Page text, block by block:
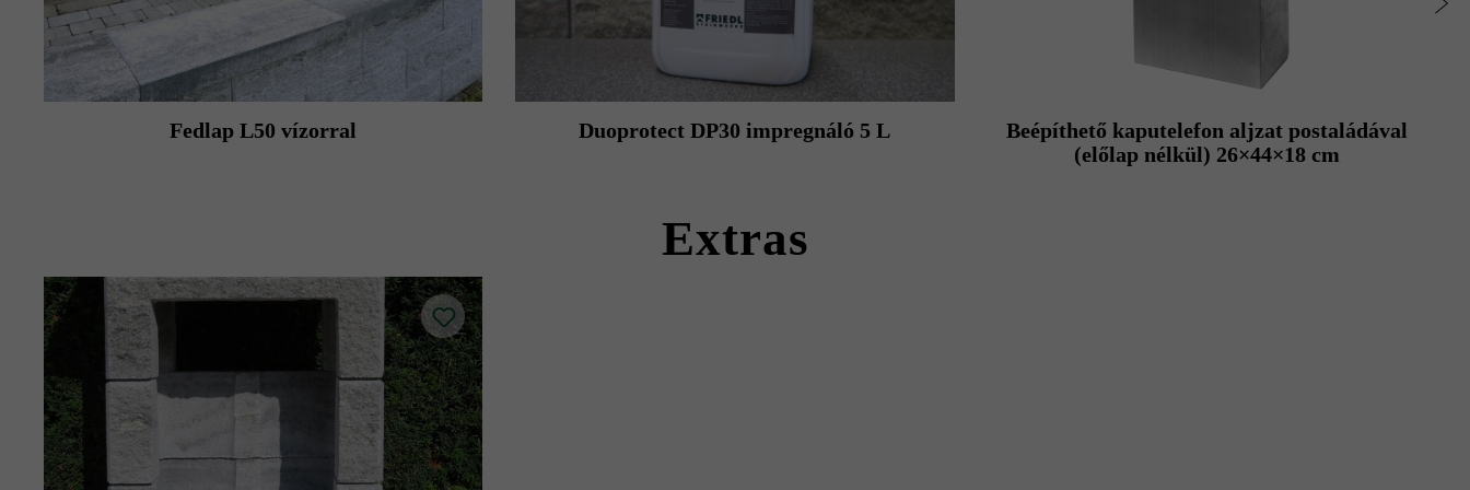
Fedlap L50 vízorral Duoprotect DP30 impregnáló 5 L
Beépíthető kaputelefon aljzat postaládával
(előlap nélkül) 26×44×18 cm
Extras